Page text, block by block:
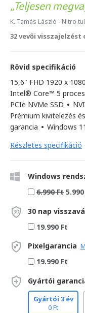
Teljesen
K. Tamás László - Nitro
32 vevői visszajelzést
Rövid specifikáció
15,6" FHD 1920 x
Intel® Core™ 5
PCIe NVMe SSD •
Prémium kivitelezés
garancia • Windows
Részletes specifikáció
Windows
6.990 Ft
30 nap
19.990 Ft
Pixelgarancia
19.990 Ft
Gyártói
Gyártói 3 év
0 Ft